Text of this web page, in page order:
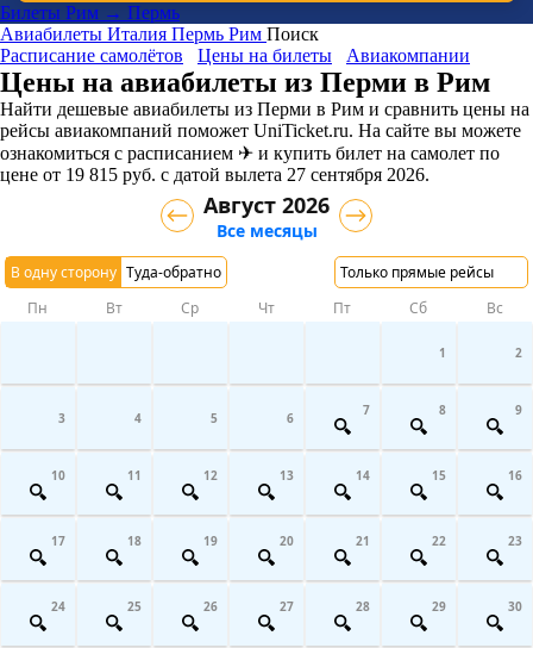
Билеты Рим → Пермь
Авиабилеты Италия Пермь Рим Поиск
Расписание самолётов
Цены на билеты Авиакомпании
Цены на авиабилеты из Перми в Рим
Найти дешевые авиабилеты из Перми в Рим и сравнить цены на
рейсы авиакомпаний поможет UniTicket.ru. На сайте вы можете
ознакомиться с расписанием ✈ и купить билет на самолет по
цене от 19 815 руб. с датой вылета 27 сентября 2026.
В одну сторону Туда-обратно Только прямые рейсы
Август 2026
Все месяцы
Пн Вт Ср Чт Пт Сб Вс
1 2
3 4 5 6 7 8 9
10 11 12 13 14 15 16
17 18 19 20 21 22 23
24 25 26 27 28 29 30